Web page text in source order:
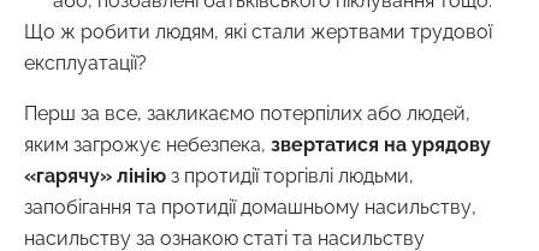
Що ж робити людям, які стали жертвами трудової
експлуатації?
Перш за все, закликаємо потерпілих або людей,
яким загрожує небезпека, звертатися на урядову
«гарячу» лінію з протидії торгівлі людьми,
запобігання та протидії домашньому насильству,
насильству за ознакою статі та насильству